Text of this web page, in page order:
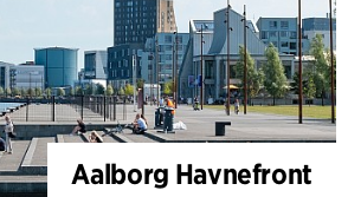
Aalborg Havnefront